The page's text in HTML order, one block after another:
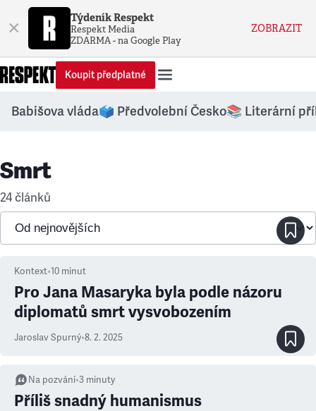
× Týdeník Respekt
Respekt Media
ZDARMA - na Google Play
ZOBRAZIT
Koupit předplatné
Babišova vláda🗳️ Předvolební Česko📚 Literární
Smrt
24 článků
Kontext•10 minut
Pro Jana Masaryka byla podle názoru
diplomatů smrt vysvobozením
Jaroslav Spurný•8. 2. 2025
Na pozvání•3 minuty
Příliš snadný humanismus